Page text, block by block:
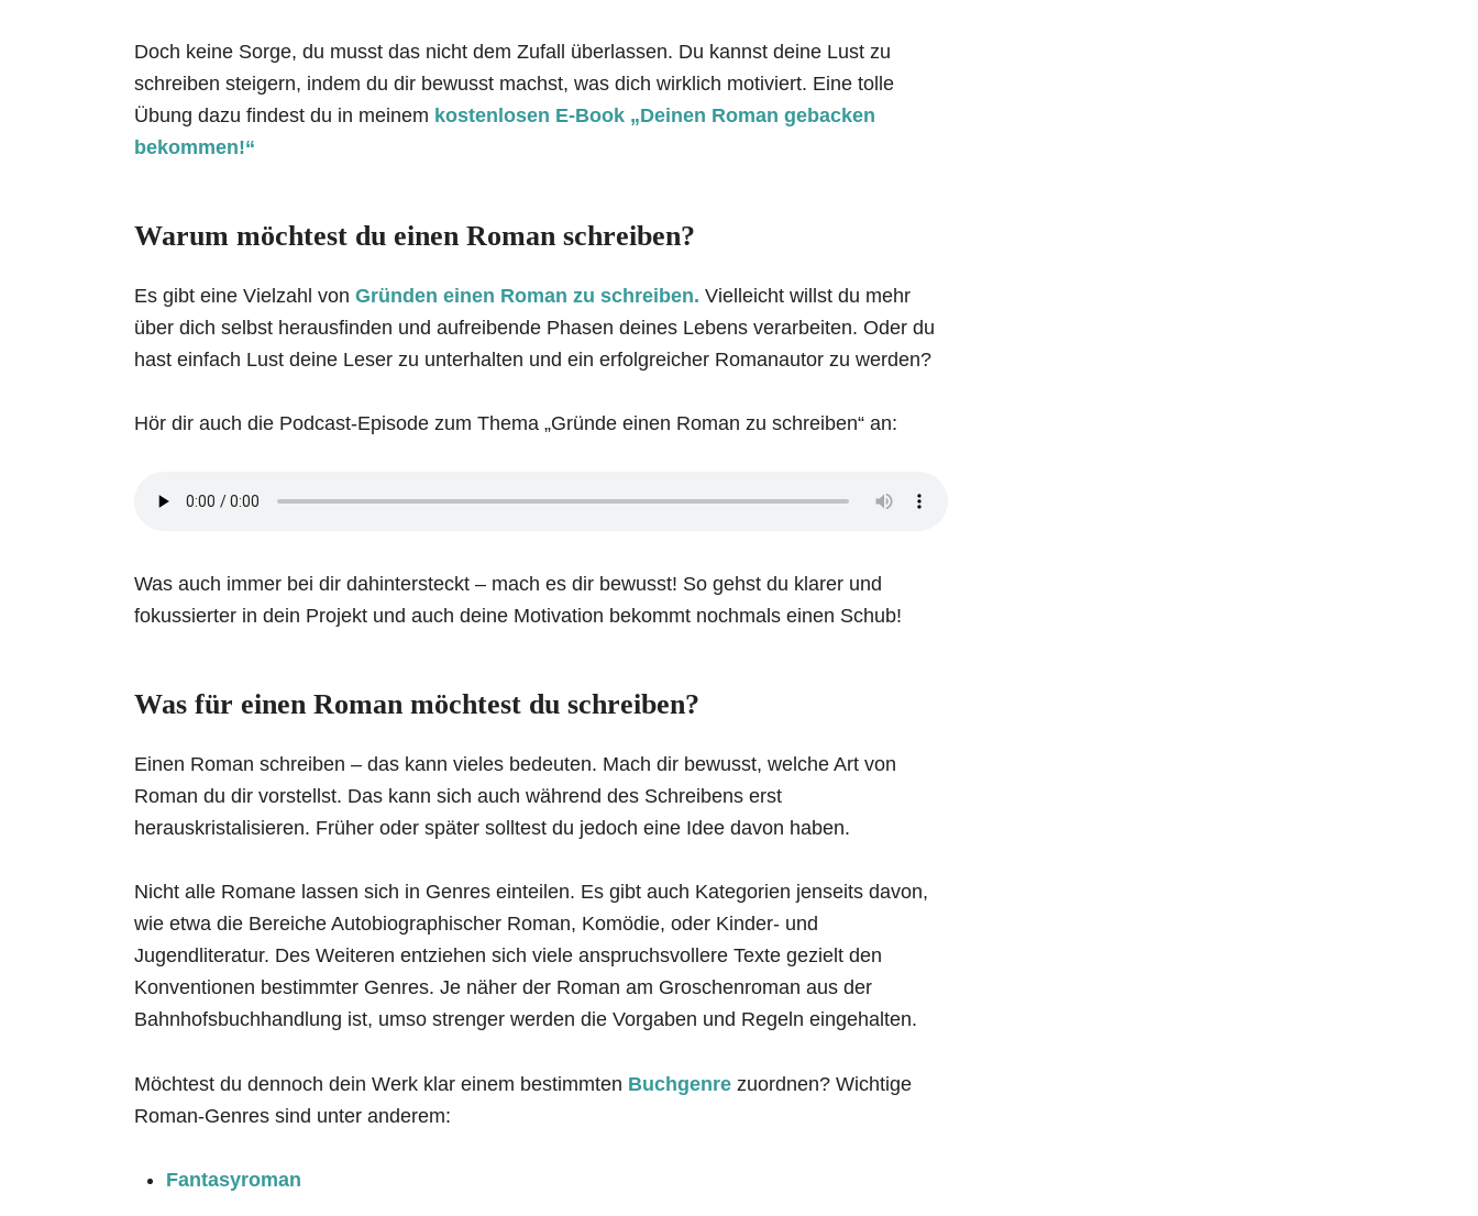
Doch keine Sorge, du musst das nicht dem Zufall überlassen. Du kannst deine Lust zu
schreiben steigern, indem du dir bewusst machst, was dich wirklich motiviert. Eine tolle
Übung dazu findest du in meinem kostenlosen E-Book „Deinen Roman gebacken
bekommen!“
Warum möchtest du einen Roman schreiben?
Es gibt eine Vielzahl von Gründen einen Roman zu schreiben. Vielleicht willst du mehr
über dich selbst herausfinden und aufreibende Phasen deines Lebens verarbeiten. Oder du
hast einfach Lust deine Leser zu unterhalten und ein erfolgreicher Romanautor zu werden?
Hör dir auch die Podcast-Episode zum Thema „Gründe einen Roman zu schreiben“ an:
Was auch immer bei dir dahintersteckt – mach es dir bewusst! So gehst du klarer und
fokussierter in dein Projekt und auch deine Motivation bekommt nochmals einen Schub!
Was für einen Roman möchtest du schreiben?
Einen Roman schreiben – das kann vieles bedeuten. Mach dir bewusst, welche Art von
Roman du dir vorstellst. Das kann sich auch während des Schreibens erst
herauskristalisieren. Früher oder später solltest du jedoch eine Idee davon haben.
Nicht alle Romane lassen sich in Genres einteilen. Es gibt auch Kategorien jenseits davon,
wie etwa die Bereiche Autobiographischer Roman, Komödie, oder Kinder- und
Jugendliteratur. Des Weiteren entziehen sich viele anspruchsvollere Texte gezielt den
Konventionen bestimmter Genres. Je näher der Roman am Groschenroman aus der
Bahnhofsbuchhandlung ist, umso strenger werden die Vorgaben und Regeln eingehalten.
Möchtest du dennoch dein Werk klar einem bestimmten Buchgenre zuordnen? Wichtige
Roman-Genres sind unter anderem:
Fantasyroman